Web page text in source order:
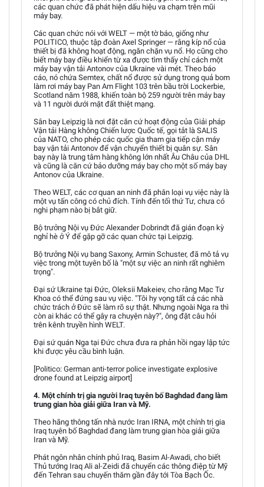
các quan chức đã phát hiện dấu hiệu va chạm trên mũi
máy bay.
Các quan chức nói với WELT — một tờ báo, giống như
POLITICO, thuộc tập đoàn Axel Springer — rằng kíp nổ của
thiết bị đã không hoạt động, ngăn chặn vụ nổ. Họ cũng cho
biết máy bay điều khiển từ xa được tìm thấy chỉ cách một
máy bay vận tải Antonov của Ukraine vài mét. Theo báo
cáo, nó chứa Semtex, chất nổ được sử dụng trong quả bom
làm rơi máy bay Pan Am Flight 103 trên bầu trời Lockerbie,
Scotland năm 1988, khiến toàn bộ 259 người trên máy bay
và 11 người dưới mặt đất thiệt mạng.
Sân bay Leipzig là nơi đặt căn cứ hoạt động của Giải pháp
Vận tải Hàng không Chiến lược Quốc tế, gọi tắt là SALIS
của NATO, cho phép các quốc gia tham gia tiếp cận máy
bay vận tải Antonov để vận chuyển thiết bị quân sự. Sân
bay này là trung tâm hàng không lớn nhất Âu Châu của DHL
và cũng là căn cứ bảo dưỡng máy bay cho một số máy bay
Antonov của Ukraine.
Theo WELT, các cơ quan an ninh đã phân loại vụ việc này là
một vụ tấn công có chủ đích. Tính đến tối thứ Tư, chưa có
nghi phạm nào bị bắt giữ.
Bộ trưởng Nội vụ Đức Alexander Dobrindt đã gián đoạn kỳ
nghỉ hè ở Ý để gặp gỡ các quan chức tại Leipzig.
Bộ trưởng Nội vụ bang Saxony, Armin Schuster, đã mô tả vụ
việc trong một tuyên bố là "một sự việc an ninh rất nghiêm
trọng".
Đại sứ Ukraine tại Đức, Oleksii Makeiev, cho rằng Mạc Tư
Khoa có thể đứng sau vụ việc. "Tôi hy vọng tất cả các nhà
chức trách ở Đức sẽ làm rõ sự thật. Nhưng ngoài Nga ra thì
còn ai khác có thể gây ra chuyện này?", ông đặt câu hỏi
trên kênh truyền hình WELT.
Đại sứ quán Nga tại Đức chưa đưa ra phản hồi ngay lập tức
khi được yêu cầu bình luận.
[Politico: German anti-terror police investigate explosive
drone found at Leipzig airport]
4. Một chính trị gia người Iraq tuyên bố Baghdad đang làm
trung gian hòa giải giữa Iran và Mỹ.
Theo hãng thông tấn nhà nước Iran IRNA, một chính trị gia
Iraq tuyên bố Baghdad đang làm trung gian hòa giải giữa
Iran và Mỹ.
Phát ngôn nhân chính phủ Iraq, Basim Al-Awadi, cho biết
Thủ tướng Iraq Ali al-Zeidi đã chuyển các thông điệp từ Mỹ
đến Tehran sau chuyến thăm gần đây tới Tòa Bạch Ốc.